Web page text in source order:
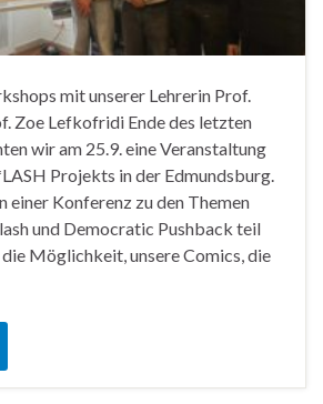
mit unserer Lehrerin Prof.
Zoe Lefkofridi Ende des letzten
wir am 25.9. eine Veranstaltung
Projekts in der Edmundsburg.
einer Konferenz zu den Themen
und Democratic Pushback teil
Möglichkeit, unsere Comics, die